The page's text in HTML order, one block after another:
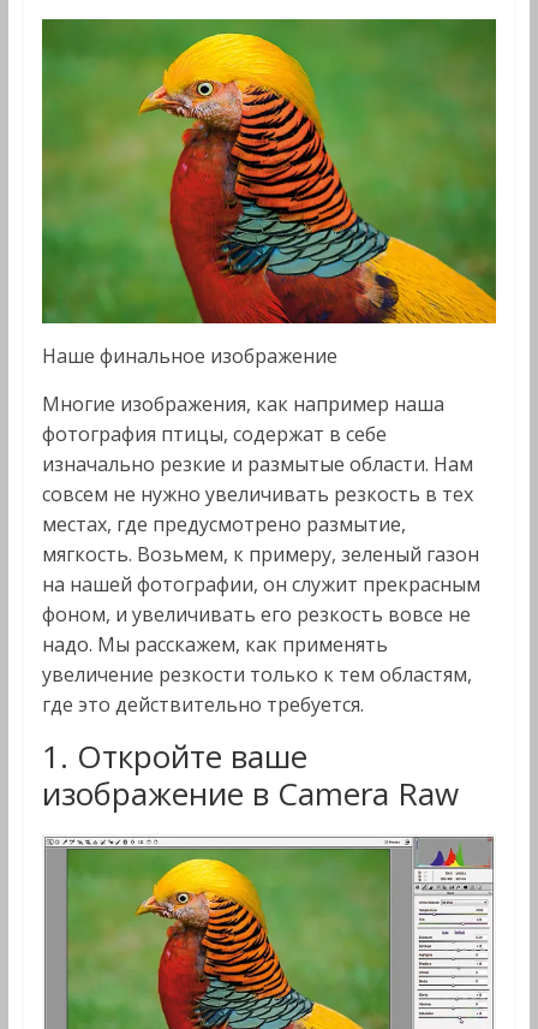
Наше финальное изображение
Многие изображения, как например наша
фотография птицы, содержат в себе
изначально резкие и размытые области. Нам
совсем не нужно увеличивать резкость в тех
местах, где предусмотрено размытие,
мягкость. Возьмем, к примеру, зеленый газон
на нашей фотографии, он служит прекрасным
фоном, и увеличивать его резкость вовсе не
надо. Мы расскажем, как применять
увеличение резкости только к тем областям,
где это действительно требуется.
1. Откройте ваше
изображение в Camera Raw